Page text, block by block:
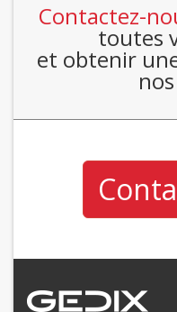
Contactez-
toutes
et obtenir